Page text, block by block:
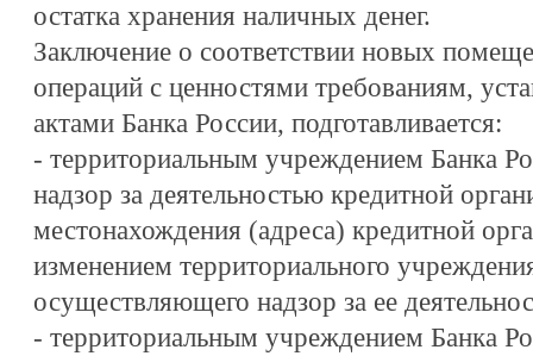
остатка хранения наличных денег.
Заключение о соответствии новых
операций с ценностями требованиям,
актами Банка России, подготавливается:
- территориальным учреждением Банка
надзор за деятельностью кредитной
местонахождения (адреса) кредитной
изменением территориального
осуществляющего надзор за ее
- территориальным учреждением Банка